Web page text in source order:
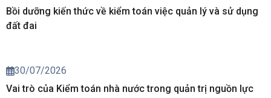
Bồi dưỡng kiến thức về kiểm toán việc quản lý và sử dụng
đất đai
30/07/2026
Vai trò của Kiểm toán nhà nước trong quản trị nguồn lực